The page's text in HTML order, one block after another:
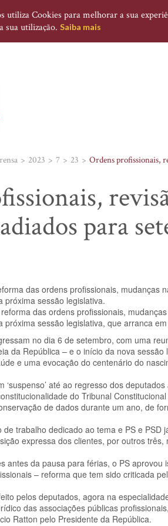
utiliza Cookies para melhorar a sua
sua utilização. Saiba mais
2023 7 23 Ordens profissionais,
para
das ordens profissionais, mudanças
próxima sessão legislativa.
das ordens profissionais,
sessão legislativa, que arranca
no dia 6 de setembro, com uma
da República – e o início da nova
e uma evocação do centenário do
‘suspenso’ até ao regresso dos
do Tribunal
de dados durante um ano, de
trabalho dedicado ao tema e PS e
expressa dos clientes, por outros
antes da pausa para férias, o PS
– reforma que tem sido criticada
pelos deputados, agora na
das associações públicas
Ratton pelo Presidente da República.